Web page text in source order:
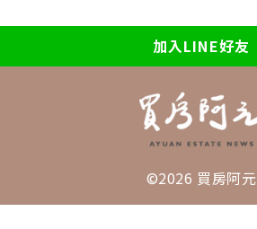
加入LINE好友
©2026 買房阿元